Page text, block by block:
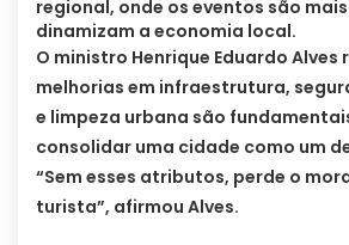
regional, onde os eventos são
dinamizam a economia local.
O ministro Henrique Eduardo Alves
melhorias em infraestrutura,
e limpeza urbana são
consolidar uma cidade como um
“Sem esses atributos, perde o
turista”, afirmou Alves.